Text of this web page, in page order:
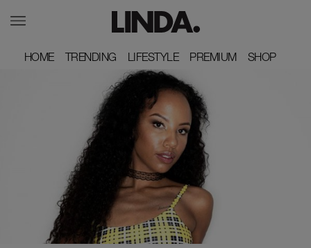
HOME
HOME TRENDING
TRENDING LIFESTYLE
LIFESTYLE PREMIUM
PREMIUM SHOP
SHOP